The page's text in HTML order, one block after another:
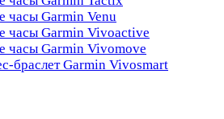
часы Garmin Venu
часы Garmin Vivoactive
часы Garmin Vivomove
браслет Garmin Vivosmart